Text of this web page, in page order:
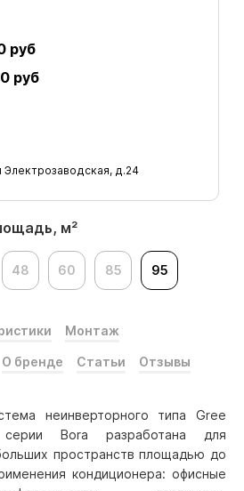
м²
48 60 85 95
руб
руб
Электрозаводская, д.24
Монтаж
О бренде Статьи Отзывы
неинверторного типа Gree
серии Bora разработана для
пространств площадью до
кондиционера: офисные